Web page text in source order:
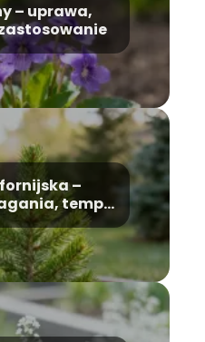
– uprawa,
–
tempo